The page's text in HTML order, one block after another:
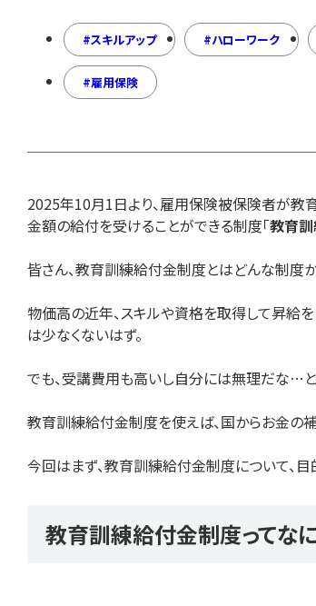
スキルアップ ハローワーク
雇用保険
2025年10月1日より、雇用保険被保険者が教
金額の給付を受けることができる制度「教育
皆さん、教育訓練給付金制度とはどんな制度か
物価高の近年、スキルや資格を取得して昇給
は少なくないはず。
でも、受講費用も高いし自分には無理だな…
教育訓練給付金制度を使えば、国からお金の
今回はまず、教育訓練給付金制度について、
教育訓練給付金制度ってな